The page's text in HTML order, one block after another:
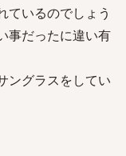
ているのでしょう
事だったに違い有
ングラスをしてい